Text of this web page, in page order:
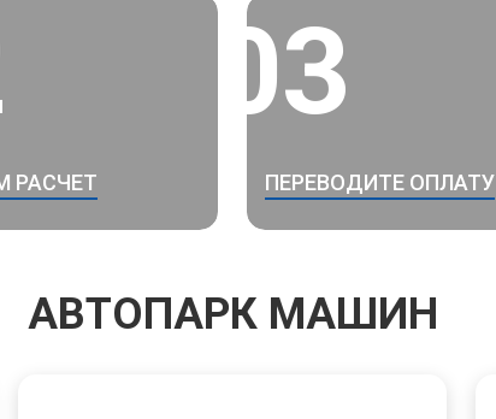
РАСЧЕТ
03
ПЕРЕВОДИТЕ ОПЛАТУ
АВТОПАРК МАШИН